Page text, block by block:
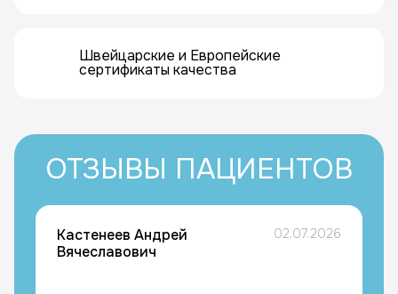
Швейцарские и Европейские
сертификаты качества
ОТЗЫВЫ ПАЦИЕНТОВ
Кастенеев Андрей
Вячеславович
02.07.2026